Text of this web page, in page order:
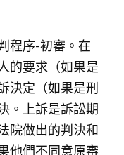
程序-初審。在
的要求（如果是
決定（如果是刑
。上訴是訴訟期
院做出的判決和
他們不同意原審